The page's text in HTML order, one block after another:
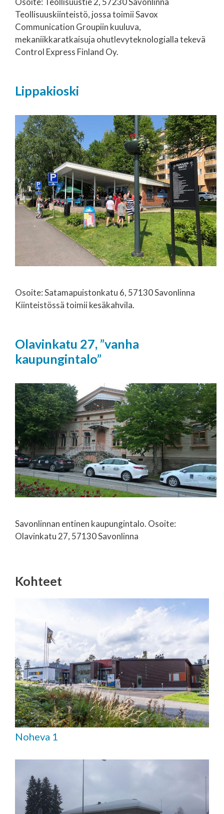
Teollisuuskiinteistö, jossa toimii Savox
Communication Groupiin kuuluva,
mekaniikkaratkaisuja ohutlevyteknologialla tekevä
Control Express Finland Oy.
Lippakioski
Osoite: Satamapuistonkatu 6, 57130 Savonlinna
Kiinteistössä toimii kesäkahvila.
Olavinkatu 27, ”vanha
kaupungintalo”
Savonlinnan entinen kaupungintalo. Osoite:
Olavinkatu 27, 57130 Savonlinna
Kohteet
Noheva 1